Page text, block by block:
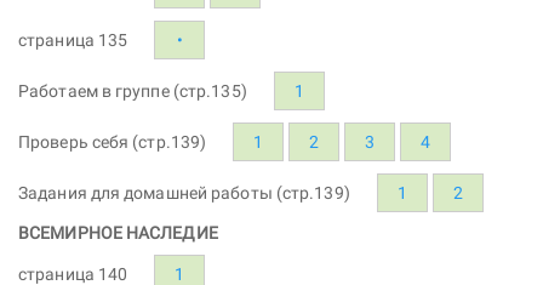
страница 135 •
Работаем в группе (стр.135) 1
Проверь себя (стр.139) 1 2 3 4
Задания для домашней работы (стр.139) 1 2
ВСЕМИРНОЕ НАСЛЕДИЕ
страница 140 1